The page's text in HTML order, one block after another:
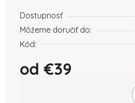
Dostupnosť
Môžeme doručiť do:
Kód:
od €39